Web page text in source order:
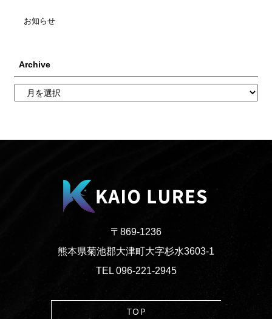
お知らせ
Archive
〒869-1236
熊本県菊池郡大津町大字杉水3603-1
TEL 096-221-2945
TOP